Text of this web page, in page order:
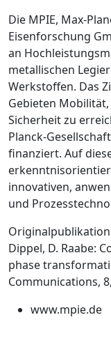
Die MPIE, Max-
Eisenforschung
an
metallischen
Werkstoffen. Das
Gebieten
Sicherheit zu
Planck-
finanziert. Auf
innovativen,
und
Originalpublikation:
Dippel, D. Raabe:
phase
Communications,
www.mpie.de